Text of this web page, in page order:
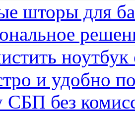
шторы для
и удобно
СБП без